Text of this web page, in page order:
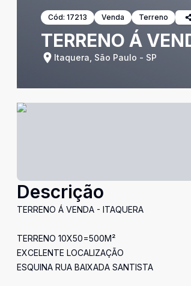
Cód: 17213 Venda Terreno
TERRENO Á
Itaquera, São Paulo - SP
Descrição
TERRENO Á VENDA - ITAQUERA
TERRENO 10X50=500M²
EXCELENTE LOCALIZAÇÃO
ESQUINA RUA BAIXADA SANTISTA